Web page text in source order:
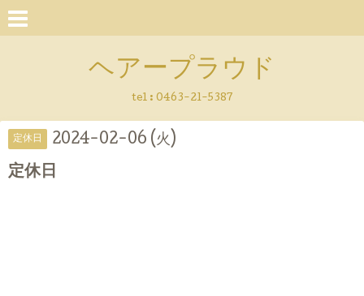
ヘアープラウド
tel : 0463-21-5387
定休日 2024-02-06 (火)
定休日